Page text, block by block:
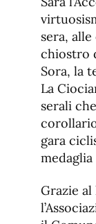
sera, alle
chiostro
Sora, la
La
serali
gara
medaglia
Grazie